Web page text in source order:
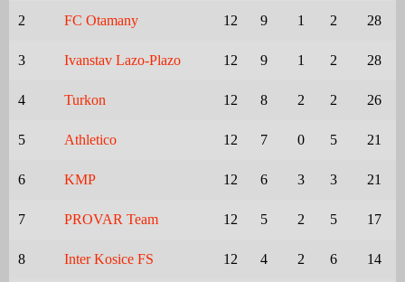
2 FC Otamany 12 9 1 2 28
3 Ivanstav Lazo-Plazo 12 9 1 2 28
4 Turkon 12 8 2 2 26
5 Athletico 12 7 0 5 21
6 KMP 12 6 3 3 21
7 PROVAR Team 12 5 2 5 17
8 Inter Kosice FS 12 4 2 6 14